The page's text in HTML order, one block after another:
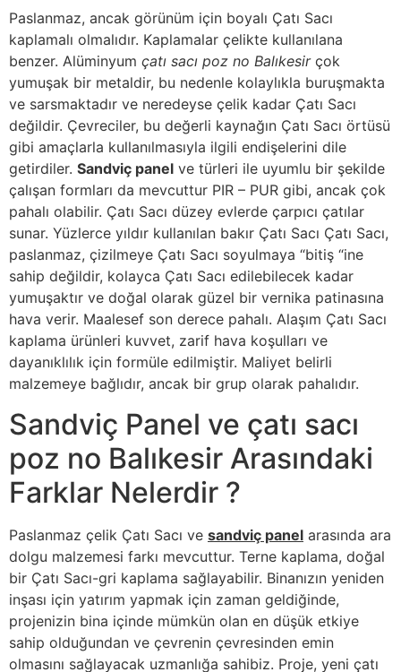
Paslanmaz, ancak görünüm için boyalı Çatı Sacı
kaplamalı olmalıdır. Kaplamalar çelikte kullanılana
benzer. Alüminyum çatı sacı poz no Balıkesirçok
yumuşak bir metaldir, bu nedenle kolaylıkla buruşmakta
ve sarsmaktadır ve neredeyse çelik kadar Çatı Sacı
değildir. Çevreciler, bu değerli kaynağın Çatı Sacı örtüsü
gibi amaçlarla kullanılmasıyla ilgili endişelerini dile
getirdiler. Sandviç panel ve türleri ile uyumlu bir şekilde
çalışan formları da mevcuttur PIR – PUR gibi, ancak çok
pahalı olabilir. Çatı Sacı düzey evlerde çarpıcı çatılar
sunar. Yüzlerce yıldır kullanılan bakır Çatı Sacı Çatı Sacı,
paslanmaz, çizilmeye Çatı Sacı soyulmaya “bitiş “ine
sahip değildir, kolayca Çatı Sacı edilebilecek kadar
yumuşaktır ve doğal olarak güzel bir vernika patinasına
hava verir. Maalesef son derece pahalı. Alaşım Çatı Sacı
kaplama ürünleri kuvvet, zarif hava koşulları ve
dayanıklılık için formüle edilmiştir. Maliyet belirli
malzemeye bağlıdır, ancak bir grup olarak pahalıdır.
Sandviç Panel ve çatı sacı
poz no Balıkesir Arasındaki
Farklar Nelerdir ?
Paslanmaz çelik Çatı Sacı ve sandviç panel arasında ara
dolgu malzemesi farkı mevcuttur. Terne kaplama, doğal
bir Çatı Sacı-gri kaplama sağlayabilir. Binanızın yeniden
inşası için yatırım yapmak için zaman geldiğinde,
projenizin bina içinde mümkün olan en düşük etkiye
sahip olduğundan ve çevrenin çevresinden emin
olmasını sağlayacak uzmanlığa sahibiz. Proje, yeni çatı